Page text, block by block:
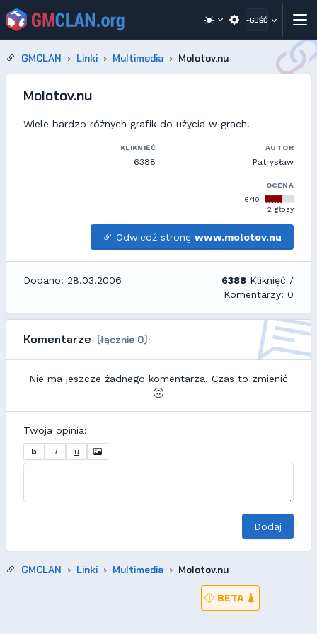
~GOŚĆ
GMCLAN Linki Multimedia Molotov.nu
Molotov.nu
Wiele bardzo różnych grafik do użycia w grach.
KLIKNIĘĆ
6388
AUTOR
Patrysław
OCENA
6/10
2 głosy
Odwiedź stronę www.molotov.nu
Dodano: 28.03.2006 6388 Kliknięć /
Komentarzy: 0
Komentarze (łącznie 0):
Nie ma jeszcze żadnego komentarza. Czas to zmienić
Twoja opinia:
b i u
Dodaj
GMCLAN Linki Multimedia Molotov.nu
BETA